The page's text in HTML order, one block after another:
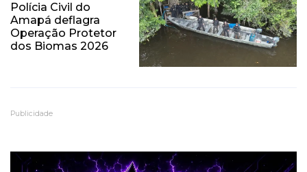
Polícia Civil do
Amapá deflagra
Operação Protetor
dos Biomas 2026
Publicidade